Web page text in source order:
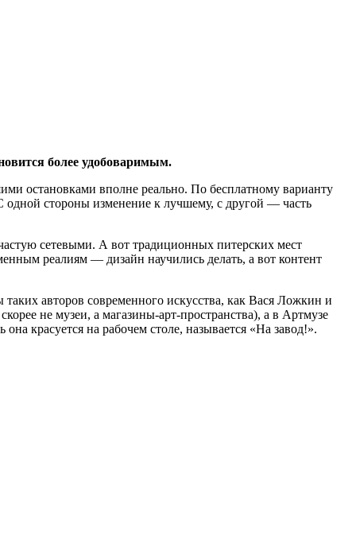
более удобоваримым.
остановками вполне реально. По бесплатному варианту
одной стороны изменение к лучшему, с другой — часть
сетевыми. А вот традиционных питерских мест
реалиям — дизайн научились делать, а вот контент
авторов современного искусства, как Вася Ложкин и
не музеи, а магазины-арт-пространства), а в Артмузе
красуется на рабочем столе, называется «На завод!».